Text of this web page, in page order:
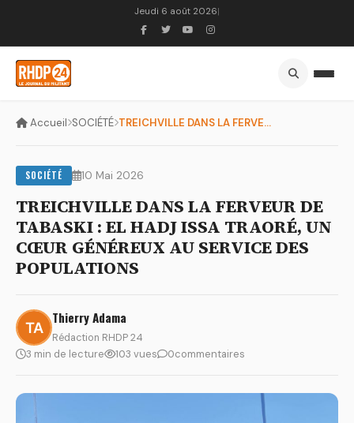
Jeudi 6 août 2026|
Accueil SOCIÉTÉ TREICHVILLE DANS LA FERVEUR DE TABASKI : EL HADJ ISSA TRAORÉ...
SOCIÉTÉ 10 Mai 2026
TREICHVILLE DANS LA FERVEUR DE
TABASKI : EL HADJ ISSA TRAORÉ, UN
CŒUR GÉNÉREUX AU SERVICE DES
POPULATIONS
Thierry Adama
Rédaction RHDP 24
3 min de lecture 103 vues 0commentaires